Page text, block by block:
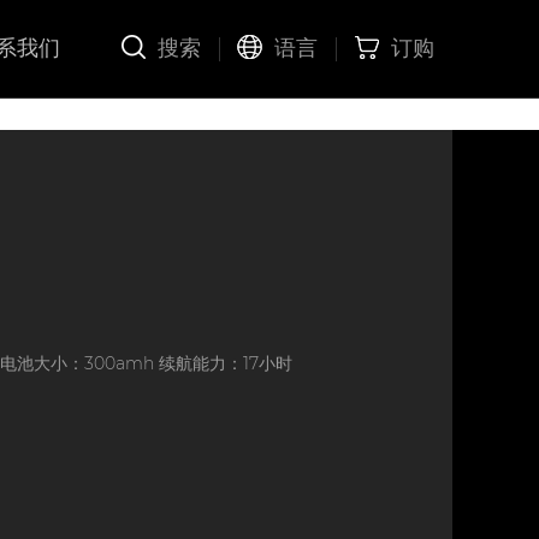
搜索 语言 订购
我们
池大小：300amh 续航能力：17小时